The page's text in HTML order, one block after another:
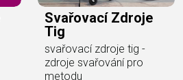
Svařovací Zdroje
Tig
svařovací zdroje tig -
zdroje svařování pro
metodu